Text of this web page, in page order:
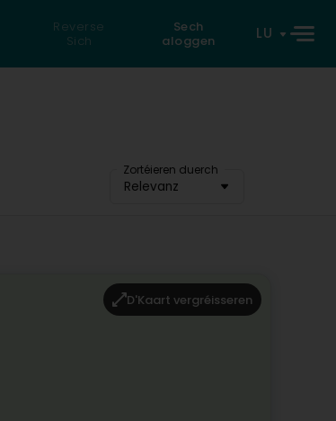
Reverse
Sich
Sech
aloggen
LU
Zortéieren duerch
Relevanz
D'Kaart vergréisseren